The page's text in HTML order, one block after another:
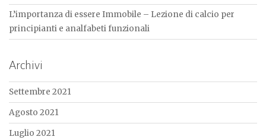
L’importanza di essere Immobile – Lezione di calcio per
principianti e analfabeti funzionali
Archivi
Settembre 2021
Agosto 2021
Luglio 2021